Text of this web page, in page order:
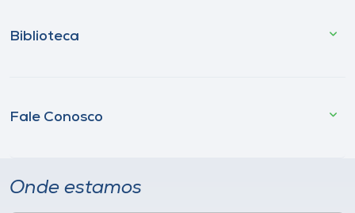
Biblioteca
Fale Conosco
Onde estamos